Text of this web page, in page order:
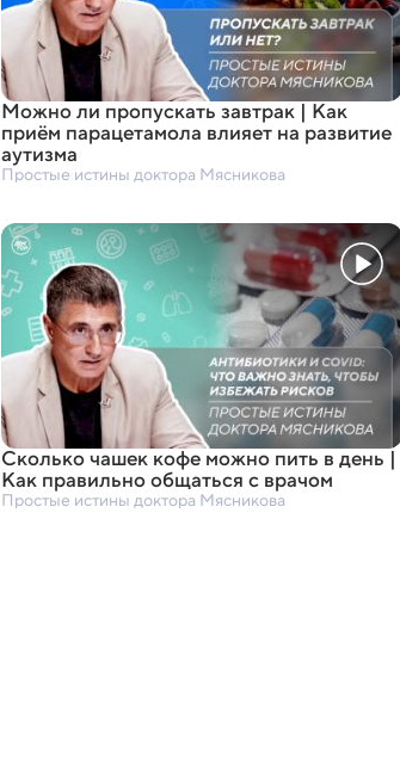
Можно ли пропускать завтрак | Как
приём парацетамола влияет на развитие
аутизма
Простые истины доктора Мясникова
Сколько чашек кофе можно пить в день |
Как правильно общаться с врачом
Простые истины доктора Мясникова